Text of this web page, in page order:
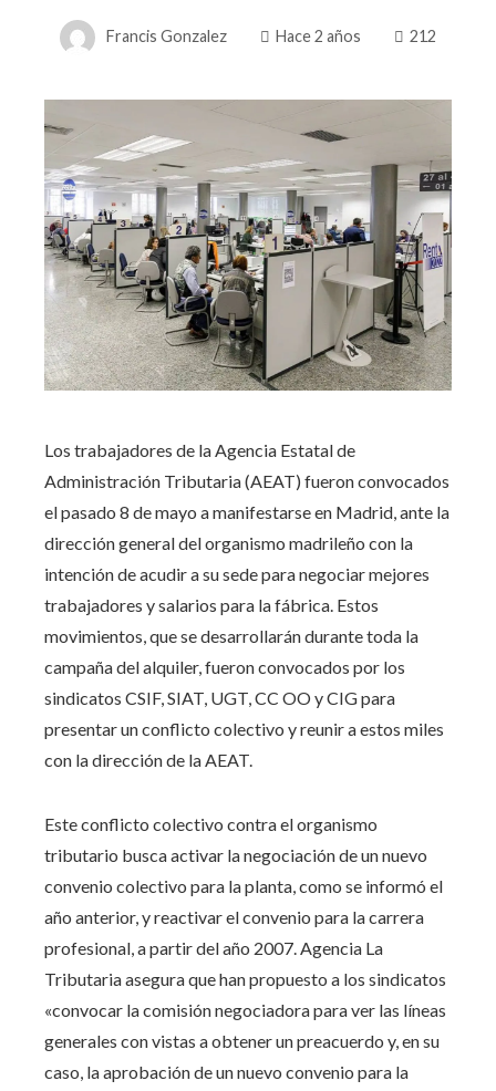
Francis Gonzalez Hace 2 años 212
Los trabajadores de la Agencia Estatal de
Administración Tributaria (AEAT) fueron convocados
el pasado 8 de mayo a manifestarse en Madrid, ante la
dirección general del organismo madrileño con la
intención de acudir a su sede para negociar mejores
trabajadores y salarios para la fábrica. Estos
movimientos, que se desarrollarán durante toda la
campaña del alquiler, fueron convocados por los
sindicatos CSIF, SIAT, UGT, CC OO y CIG para
presentar un conflicto colectivo y reunir a estos miles
con la dirección de la AEAT.
Este conflicto colectivo contra el organismo
tributario busca activar la negociación de un nuevo
convenio colectivo para la planta, como se informó el
año anterior, y reactivar el convenio para la carrera
profesional, a partir del año 2007. Agencia La
Tributaria asegura que han propuesto a los sindicatos
«convocar la comisión negociadora para ver las líneas
generales con vistas a obtener un preacuerdo y, en su
caso, la aprobación de un nuevo convenio para la